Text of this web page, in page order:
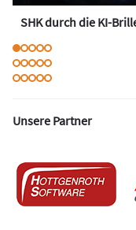
SHK durch die KI-
Unsere Partner